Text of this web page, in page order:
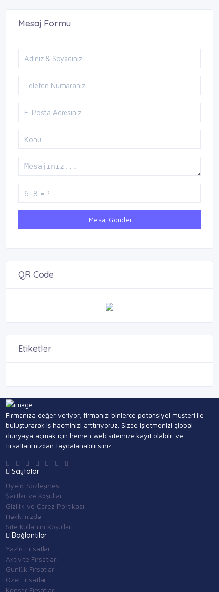
Mesaj Formu
Mesaj Gönder
QR Code
Etiketler
Firmanıza değer veriyor, firmanızı binlerce potansiyel müşteri ile
buluşturarak iş hacminizi arttırıyoruz. Sizde işletmenizi global
dünyaya açmak için hemen web sitemize kayıt olabilir ve
fırsatlarımızdan faydalanabilirsiniz.
Sayfalar
Üyelik Sözleşmesi
Şartlar ve Koşullar
Gizlilik ve Çerez Politikası
Hakkımızda
Site Kullanım Koşulları
Bağlantılar
Yazlık Fırsatlar
Aktivite Fırsatları
Günlük Fırsatlar
Özel Fırsatlar
Konser Fırsatları